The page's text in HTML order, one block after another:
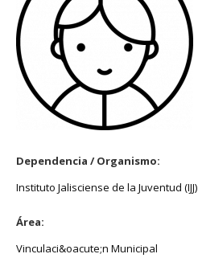
Dependencia / Organismo:
Instituto Jalisciense de la Juventud (IJJ)
Área:
Vinculaci&oacute;n Municipal